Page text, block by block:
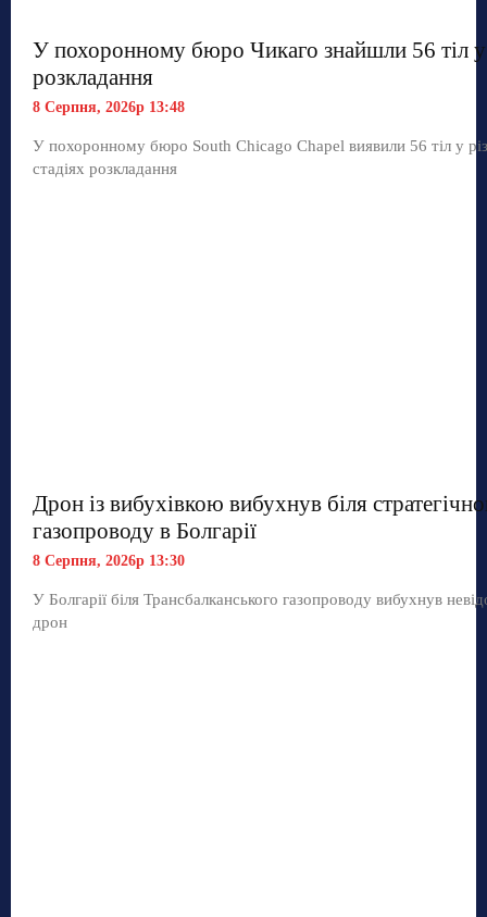
У похоронному бюро Чикаго знайшли 56 тіл у
розкладання
8 Серпня, 2026р 13:48
У похоронному бюро South Chicago Chapel виявили 56 тіл у
стадіях розкладання
Дрон із вибухівкою вибухнув біля
газопроводу в Болгарії
8 Серпня, 2026р 13:30
У Болгарії біля Трансбалканського газопроводу вибухнув
дрон